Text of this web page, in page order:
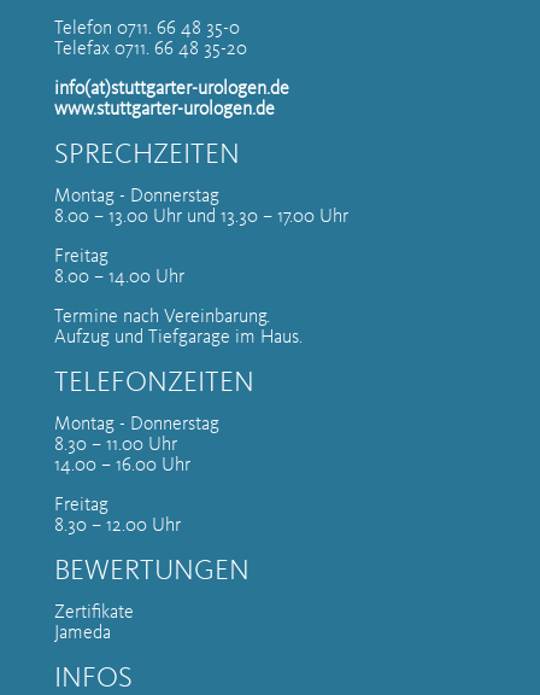
Telefon 0711. 66 48 35-0
Telefax 0711. 66 48 35-20
info(at)stuttgarter-urologen.de
www.stuttgarter-urologen.de
SPRECHZEITEN
Montag - Donnerstag
8.00 – 13.00 Uhr und 13.30 – 17.00 Uhr
Freitag
8.00 – 14.00 Uhr
Termine nach Vereinbarung.
Aufzug und Tiefgarage im Haus.
TELEFONZEITEN
Montag - Donnerstag
8.30 – 11.00 Uhr
14.00 – 16.00 Uhr
Freitag
8.30 – 12.00 Uhr
BEWERTUNGEN
Zertifikate
Jameda
INFOS